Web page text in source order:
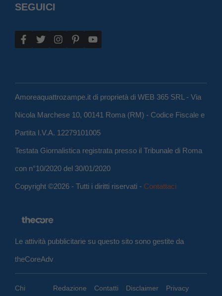
SEGUICI
Amoreaquattrozampe.it di proprietà di WEB 365 SRL - Via
Nicola Marchese 10, 00141 Roma (RM) - Codice Fiscale e
Partita I.V.A. 12279101005
Testata Giornalistica registrata presso il Tribunale di Roma
con n°10/2020 del 30/01/2020
Copyright ©2026 - Tutti i diritti riservati - Contattaci
Le attività pubblicitarie su questo sito sono gestite da
theCoreAdv
Chi Redazione Contatti Disclaimer Privacy